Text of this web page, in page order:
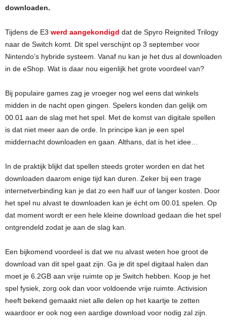
downloaden.
Tijdens de E3 werd aangekondigd dat de Spyro Reignited Trilogy
naar de Switch komt. Dit spel verschijnt op 3 september voor
Nintendo’s hybride systeem. Vanaf nu kan je het dus al downloaden
in de eShop. Wat is daar nou eigenlijk het grote voordeel van?
Bij populaire games zag je vroeger nog wel eens dat winkels
midden in de nacht open gingen. Spelers konden dan gelijk om
00.01 aan de slag met het spel. Met de komst van digitale spellen
is dat niet meer aan de orde. In principe kan je een spel
middernacht downloaden en gaan. Althans, dat is het idee…
In de praktijk blijkt dat spellen steeds groter worden en dat het
downloaden daarom enige tijd kan duren. Zeker bij een trage
internetverbinding kan je dat zo een half uur of langer kosten. Door
het spel nu alvast te downloaden kan je écht om 00.01 spelen. Op
dat moment wordt er een hele kleine download gedaan die het spel
ontgrendeld zodat je aan de slag kan.
Een bijkomend voordeel is dat we nu alvast weten hoe groot de
download van dit spel gaat zijn. Ga je dit spel digitaal halen dan
moet je 6.2GB aan vrije ruimte op je Switch hebben. Koop je het
spel fysiek, zorg ook dan voor voldoende vrije ruimte. Activision
heeft bekend gemaakt niet alle delen op het kaartje te zetten
waardoor er ook nog een aardige download voor nodig zal zijn.